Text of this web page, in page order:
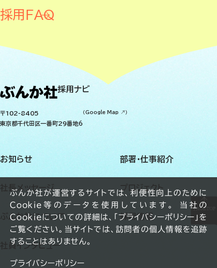
採用FAQ
PAGETOP
採用ナビ
〒102-8405
東京都千代田区一番町29番地6
（ Google Map ）
お知らせ
社長メッセージ
ぶんか社について
社員インタビュー
部署・仕事紹介
プロジェクト
採用情報
ぶんか社が運営するサイトでは、利便性向上のために
Cookie等のデータを使用しています。 当社の
Cookieについての詳細は、「プライバシーポリシー」を
ご覧ください。当サイトでは、訪問者の個人情報を追跡
することはありません。
プライバシーポリシー